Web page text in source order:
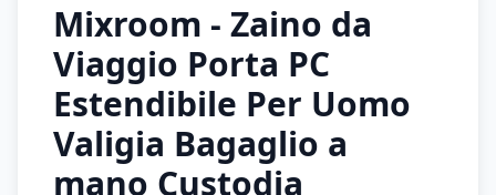
Mixroom - Zaino da
Viaggio Porta PC
Estendibile Per Uomo
Valigia Bagaglio a
mano Custodia